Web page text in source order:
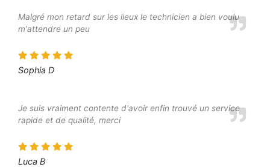
Malgré mon retard sur les lieux le technicien a bien voulu
m'attendre un peu
Sophia D
Je suis vraiment contente d'avoir enfin trouvé un service
rapide et de qualité, merci
Luca B